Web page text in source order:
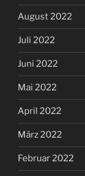
August 2022
Juli 2022
Juni 2022
Mai 2022
April 2022
März 2022
Februar 2022